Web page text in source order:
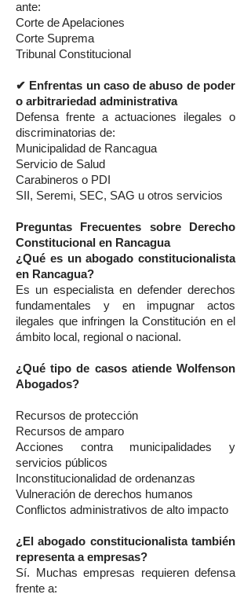
ante:
Corte de Apelaciones
Corte Suprema
Tribunal Constitucional
✔ Enfrentas un caso de abuso de poder
o arbitrariedad administrativa
Defensa frente a actuaciones ilegales o
discriminatorias de:
Municipalidad de Rancagua
Servicio de Salud
Carabineros o PDI
SII, Seremi, SEC, SAG u otros servicios
Preguntas Frecuentes sobre Derecho
Constitucional en Rancagua
¿Qué es un abogado constitucionalista
en Rancagua?
Es un especialista en defender derechos
fundamentales y en impugnar actos
ilegales que infringen la Constitución en el
ámbito local, regional o nacional.
¿Qué tipo de casos atiende Wolfenson
Abogados?
Recursos de protección
Recursos de amparo
Acciones contra municipalidades y
servicios públicos
Inconstitucionalidad de ordenanzas
Vulneración de derechos humanos
Conflictos administrativos de alto impacto
¿El abogado constitucionalista también
representa a empresas?
Sí. Muchas empresas requieren defensa
frente a: